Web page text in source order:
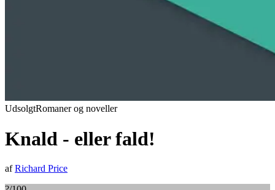
UdsolgtRomaner og noveller
Knald - eller fald!
afRichard Price